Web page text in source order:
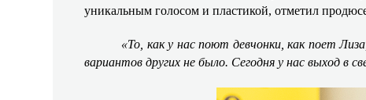
уникальным голосом и пластикой, отметил
«То, как у нас поют девчонки, как поет
вариантов других не было. Сегодня у нас выход в